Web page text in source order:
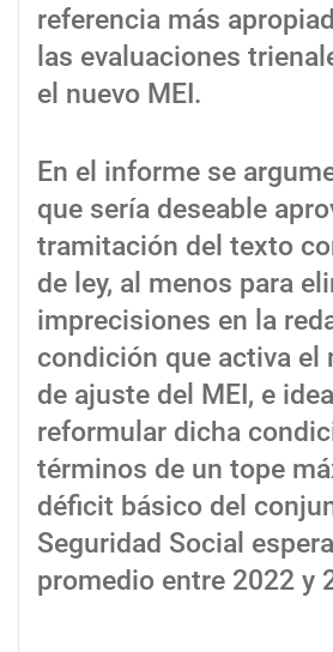
referencia más
las evaluaciones
el nuevo MEI.
En el informe se
que sería deseable
tramitación del texto
de ley, al menos para
imprecisiones en la
condición que activa el
de ajuste del MEI, e
reformular dicha
términos de un tope
déficit básico del
Seguridad Social
promedio entre 2022 y